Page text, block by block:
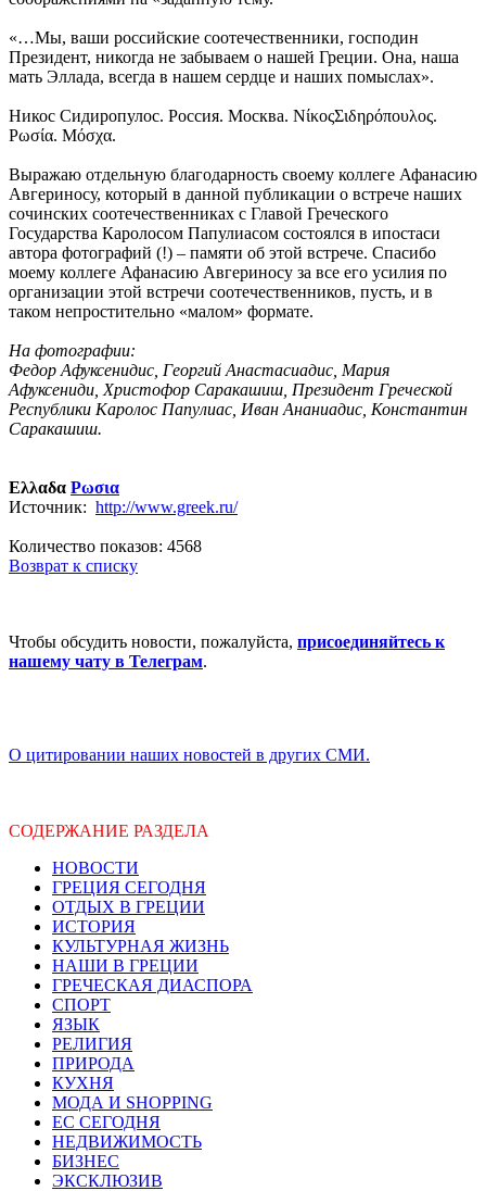
«…Мы, ваши российские соотечественники, господин
Президент, никогда не забываем о нашей Греции. Она, наша
мать Эллада, всегда в нашем сердце и наших помыслах».
Никос Сидиропулос. Россия. Москва. ΝίκοςΣιδηρόπουλος.
Ρωσία. Μόσχα.
Выражаю отдельную благодарность своему коллеге Афанасию
Авгериносу, который в данной публикации о встрече наших
сочинских соотечественниках с Главой Греческого
Государства Каролосом Папулиасом состоялся в ипостаси
автора фотографий (!) – памяти об этой встрече. Спасибо
моему коллеге Афанасию Авгериносу за все его усилия по
организации этой встречи соотечественников, пусть, и в
таком непростительно «малом» формате.
На фотографии:
Федор Афуксенидис, Георгий Анастасиадис, Мария
Афуксениди, Христофор Саракашиш, Президент Греческой
Республики Каролос Папулиас, Иван Ананиадис, Константин
Саракашиш.
Ελλαδα Ρωσια
Источник: http://www.greek.ru/
Количество показов: 4568
Возврат к списку
Чтобы обсудить новости, пожалуйста, присоединяйтесь к
нашему чату в Телеграм.
О цитировании наших новостей в других СМИ.
СОДЕРЖАНИЕ РАЗДЕЛА
НОВОСТИ
ГРЕЦИЯ СЕГОДНЯ
ОТДЫХ В ГРЕЦИИ
ИСТОРИЯ
КУЛЬТУРНАЯ ЖИЗНЬ
НАШИ В ГРЕЦИИ
ГРЕЧЕСКАЯ ДИАСПОРА
СПОРТ
ЯЗЫК
РЕЛИГИЯ
ПРИРОДА
КУХНЯ
МОДА И SHOPPING
ЕС СЕГОДНЯ
НЕДВИЖИМОСТЬ
БИЗНЕС
ЭКСКЛЮЗИВ